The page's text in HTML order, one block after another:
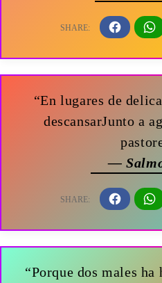
“En lugares de
descansarJunto a
—
“Porque dos males